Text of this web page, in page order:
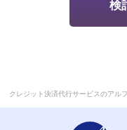
検
クレジット決済代行サービスのアル